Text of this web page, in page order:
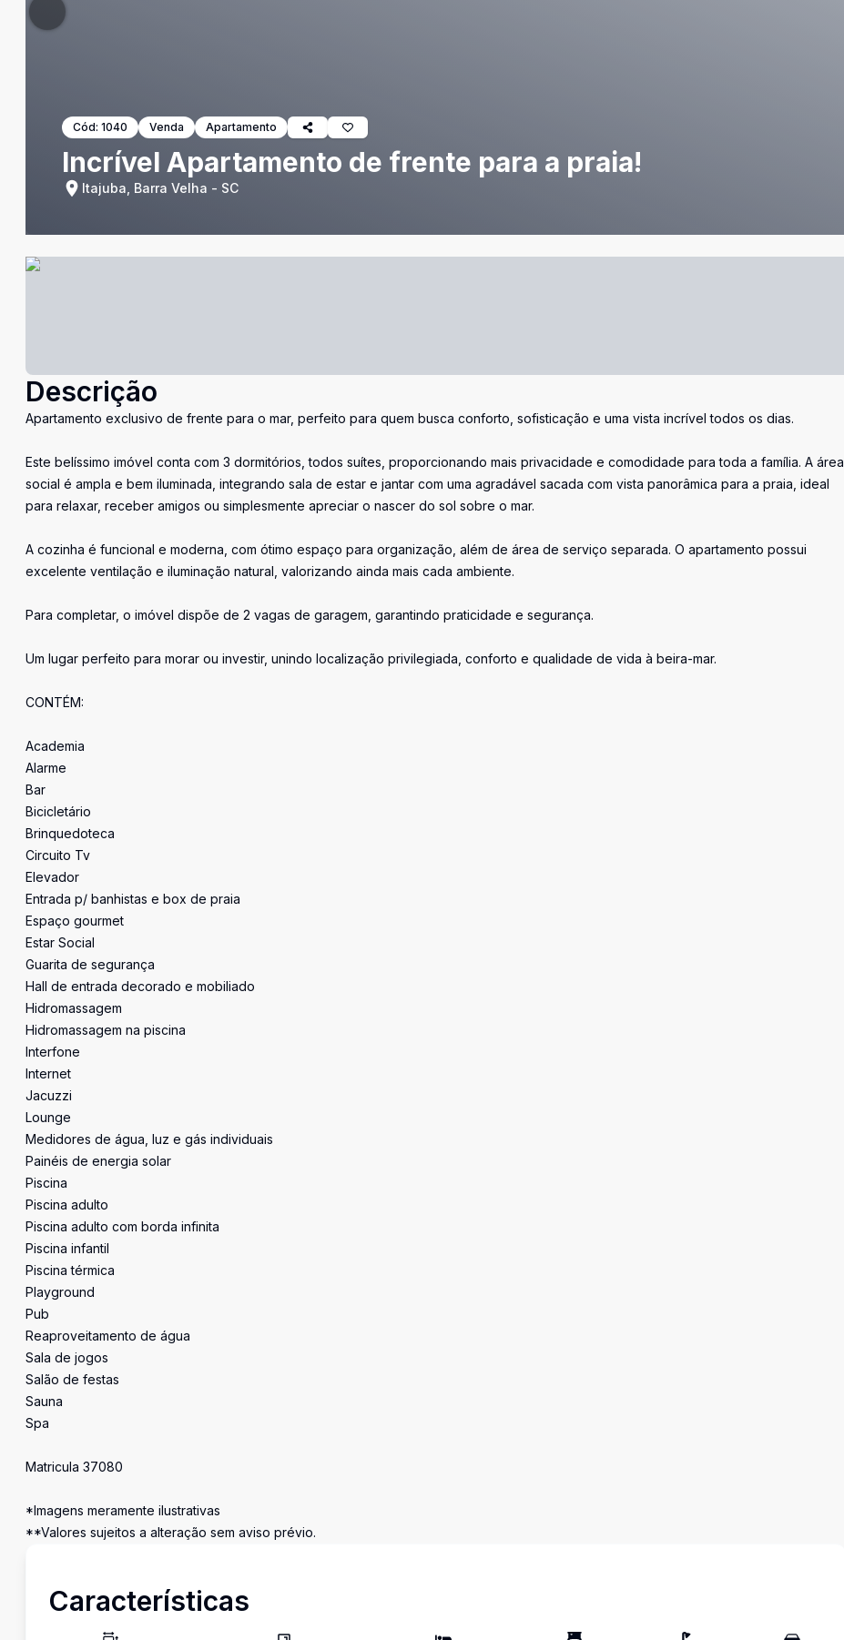
Cód: 1040 Venda Apartamento
Incrível Apartamento de frente para a praia!
Itajuba, Barra Velha - SC
Descrição
Apartamento exclusivo de frente para o mar, perfeito para quem busca conforto, sofisticação e uma vista incrível todos os dias.
Este belíssimo imóvel conta com 3 dormitórios, todos suítes, proporcionando mais privacidade e comodidade para toda a família. A área
social é ampla e bem iluminada, integrando sala de estar e jantar com uma agradável sacada com vista panorâmica para a praia, ideal
para relaxar, receber amigos ou simplesmente apreciar o nascer do sol sobre o mar.
A cozinha é funcional e moderna, com ótimo espaço para organização, além de área de serviço separada. O apartamento possui
excelente ventilação e iluminação natural, valorizando ainda mais cada ambiente.
Para completar, o imóvel dispõe de 2 vagas de garagem, garantindo praticidade e segurança.
Um lugar perfeito para morar ou investir, unindo localização privilegiada, conforto e qualidade de vida à beira-mar.
CONTÉM:
Academia
Alarme
Bar
Bicicletário
Brinquedoteca
Circuito Tv
Elevador
Entrada p/ banhistas e box de praia
Espaço gourmet
Estar Social
Guarita de segurança
Hall de entrada decorado e mobiliado
Hidromassagem
Hidromassagem na piscina
Interfone
Internet
Jacuzzi
Lounge
Medidores de água, luz e gás individuais
Painéis de energia solar
Piscina
Piscina adulto
Piscina adulto com borda infinita
Piscina infantil
Piscina térmica
Playground
Pub
Reaproveitamento de água
Sala de jogos
Salão de festas
Sauna
Spa
Matricula 37080
*Imagens meramente ilustrativas
**Valores sujeitos a alteração sem aviso prévio.
Características